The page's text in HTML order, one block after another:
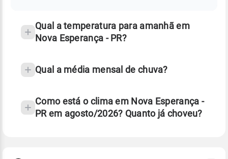
Qual a temperatura para amanhã em
Nova Esperança - PR?
Qual a média mensal de chuva?
Como está o clima em Nova Esperança -
PR em agosto/2026? Quanto já choveu?